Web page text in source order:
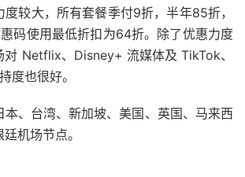
较大，所有套餐季付9折，半年85折，
码使用最低折扣为64折。除了优惠力度
对 Netflix、Disney+ 流媒体及 TikTok、
度也很好。
本、台湾、新加坡、美国、英国、马来西
机场节点。